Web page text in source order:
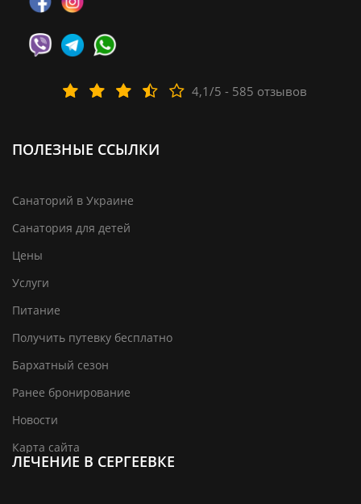
4,1/5 - 585 отзывов
ПОЛЕЗНЫЕ ССЫЛКИ
Санаторий в Украине
Санатория для детей
Цены
Услуги
Питание
Получить путевку бесплатно
Бархатный сезон
Ранее бронирование
Новости
Карта сайта
ЛЕЧЕНИЕ В СЕРГЕЕВКЕ